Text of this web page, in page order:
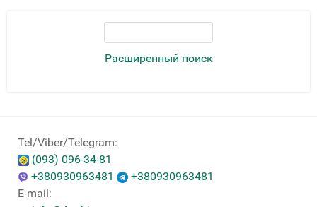
Расширенный поиск
Tel/Viber/Telegram:
(093) 096-34-81
+380930963481
+380930963481
E-mail: